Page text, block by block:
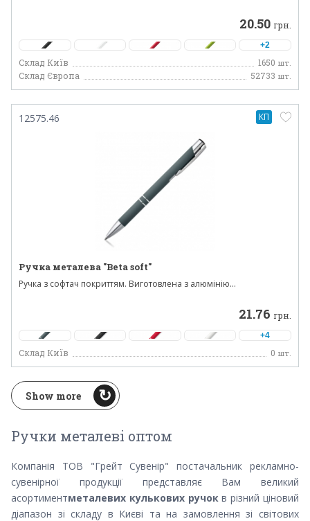
20.50 грн.
+2
Склад Київ 1650 шт.
Склад Європа 52733 шт.
12575.46
Ручка металева "Beta soft"
Ручка з софтач покриттям. Виготовлена ​​з алюмінію...
21.76 грн.
+4
Склад Київ 0 шт.
КП
Show more
Ручки металеві оптом
Компанія ТОВ "Грейт Сувенір" постачальник рекламно-
сувенірної продукції представляє Вам великий
асортиментметалевих кулькових ручокв різний ціновий
діапазон зі складу в Києві та на замовлення зі світових